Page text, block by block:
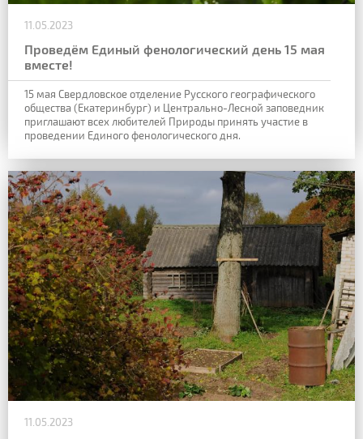
11.05.2023
Проведём Единый фенологический день 15 мая
вместе!
15 мая Свердловское отделение Русского географического
общества(Екатеринбург) и Центрально-Лесной заповедник
приглашают всех любителей Природы принять участие в
проведении Единого фенологического дня.
11.05.2023